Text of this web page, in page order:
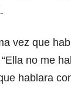
vez que
no me
hablara